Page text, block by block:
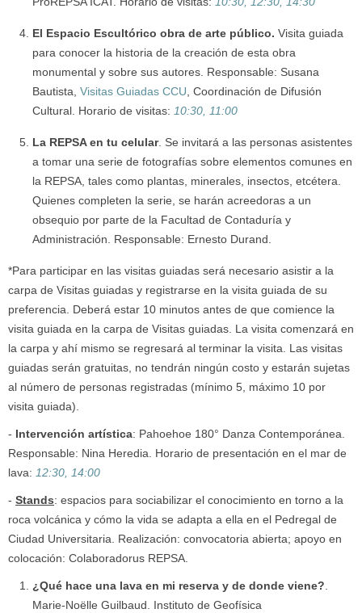
El Espacio Escultórico obra de arte público. Visita guiada
para conocer la historia de la creación de esta obra
monumental y sobre sus autores. Responsable: Susana
Bautista, Visitas Guiadas CCU, Coordinación de Difusión
Cultural. Horario de visitas: 10:30, 11:00
La REPSA en tu celular. Se invitará a las personas asistentes
a tomar una serie de fotografías sobre elementos comunes en
la REPSA, tales como plantas, minerales, insectos, etcétera.
Quienes completen la serie, se harán acreedoras a un
obsequio por parte de la Facultad de Contaduría y
Administración. Responsable: Ernesto Durand.
*Para participar en las visitas guiadas será necesario asistir a la
carpa de Visitas guiadas y registrarse en la visita guiada de su
preferencia. Deberá estar 10 minutos antes de que comience la
visita guiada en la carpa de Visitas guiadas. La visita comenzará en
la carpa y ahí mismo se regresará al terminar la visita. Las visitas
guiadas serán gratuitas, no tendrán ningún costo y estarán sujetas
al número de personas registradas (mínimo 5, máximo 10 por
visita guiada).
- Intervención artística: Pahoehoe 180° Danza Contemporánea.
Responsable: Nina Heredia. Horario de presentación en el mar de
lava: 12:30, 14:00
- Stands: espacios para sociabilizar el conocimiento en torno a la
roca volcánica y cómo la vida se adapta a ella en el Pedregal de
Ciudad Universitaria. Realización: convocatoria abierta; apoyo en
colocación: Colaboradorus REPSA.
¿Qué hace una lava en mi reserva y de donde viene?.
Marie-Noëlle Guilbaud. Instituto de Geofísica